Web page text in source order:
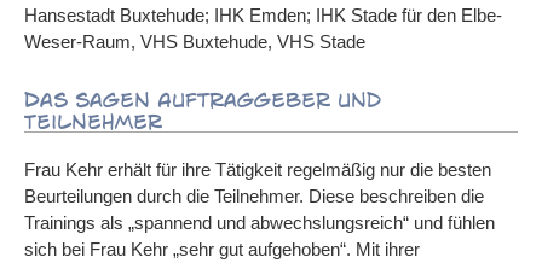
Hansestadt Buxtehude; IHK Emden; IHK Stade für den Elbe-
Weser-Raum, VHS Buxtehude, VHS Stade
Das sagen Auftraggeber und
Teilnehmer
Frau Kehr erhält für ihre Tätigkeit regelmäßig nur die besten
Beurteilungen durch die Teilnehmer. Diese beschreiben die
Trainings als „spannend und abwechslungsreich“ und fühlen
sich bei Frau Kehr „sehr gut aufgehoben“. Mit ihrer